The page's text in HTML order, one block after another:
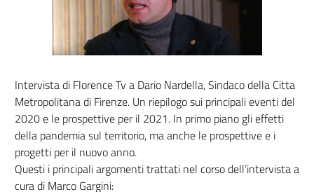
Intervista di Florence Tv a Dario Nardella, Sindaco della Citta
Metropolitana di Firenze. Un riepilogo sui principali eventi del
2020 e le prospettive per il 2021. In primo piano gli effetti
della pandemia sul territorio, ma anche le prospettive e i
progetti per il nuovo anno.
Questi i principali argomenti trattati nel corso dell’intervista a
cura di Marco Gargini: